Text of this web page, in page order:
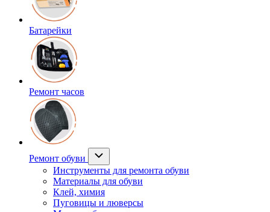
Батарейки
Ремонт часов
Ремонт обуви
Инструменты для ремонта обуви
Материалы для обуви
Клей, химия
Пуговицы и люверсы